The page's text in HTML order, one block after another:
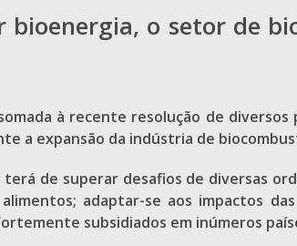
o setor de
à recente resolução de diversos
a expansão da indústria de
de superar desafios de diversas
adaptar-se aos impactos
subsidiados em inúmeros